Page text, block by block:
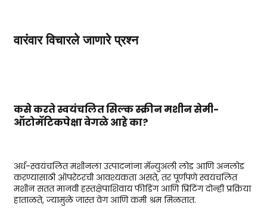
वारंवार विचारले जाणारे प्रश्न
कसे करतेस्वयंचलित सिल्क स्क्रीन मशीनसेमी-
ऑटोमॅटिकपेक्षा वेगळे आहे का?
अर्ध-स्वयंचलित मशीनला उत्पादनांना मॅन्युअली लोड आणि अनलोड
करण्यासाठी ऑपरेटरची आवश्यकता असते, तर पूर्णपणे स्वयंचलित
मशीन सतत मानवी हस्तक्षेपाशिवाय फीडिंग आणि प्रिंटिंग दोन्ही प्रक्रिया
हाताळते, ज्यामुळे जास्त वेग आणि कमी श्रम मिळतात.